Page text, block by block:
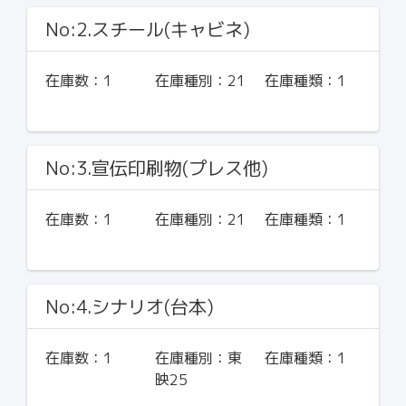
No:2.スチール(キャビネ)
在庫数： 1 在庫種別： 21 在庫種類： 1
No:3.宣伝印刷物(プレス他)
在庫数： 1 在庫種別： 21 在庫種類： 1
No:4.シナリオ(台本)
在庫数： 1 在庫種別： 東
映25
在庫種類： 1